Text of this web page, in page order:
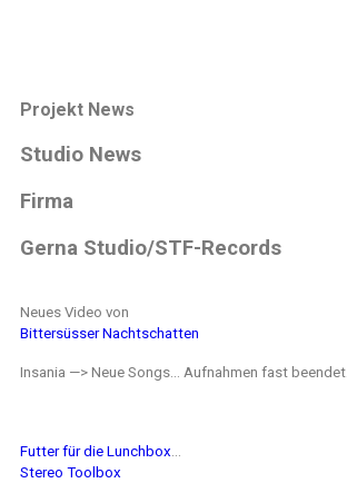
Projekt News
Studio News
Firma
Gerna Studio/STF-Records
Neues Video von
Bittersüsser Nachtschatten
Insania —> Neue Songs… Aufnahmen fast beendet.
Futter für die Lunchbox
Stereo Toolbox